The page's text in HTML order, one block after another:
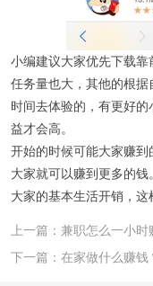
小编建议大家优先下载靠
任务量也大，其他的根
时间去体验的，有更好
益才会高。
开始的时候可能大家赚到
大家就可以赚到更多的
大家的基本生活开销，这
上一篇：兼职怎么一小
下一篇：在家做什么赚钱